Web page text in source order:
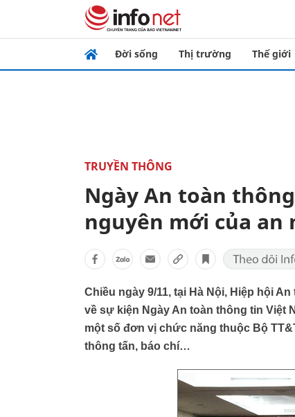
Đời sống Thị trường Thế giới
TRUYỀN THÔNG
Ngày An toàn
nguyên mới của an
Chiều ngày 9/11, tại Hà Nội, Hiệp hội
về sự kiện Ngày An toàn thông tin Việt
một số đơn vị chức năng thuộc Bộ
thông tấn, báo chí…